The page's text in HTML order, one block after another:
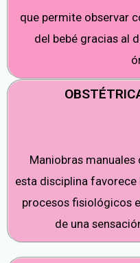
que permite observar
del bebé gracias al
Maniobras
esta disciplina
procesos fisiológicos
de una